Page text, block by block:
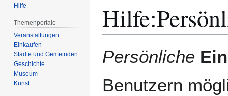
Hilfe:
Navigation
Suche
Persönliche
Benutzern
Hilfe
Themenportale
Veranstaltungen
Einkaufen
Städte und Gemeinden
Geschichte
Museum
Kunst